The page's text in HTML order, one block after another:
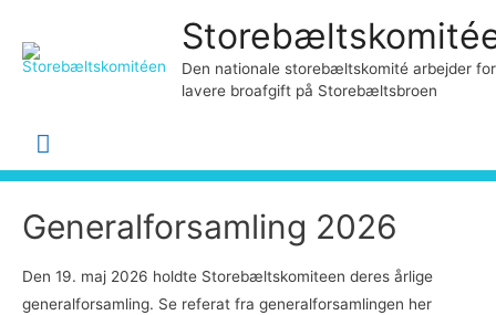
Den nationale storebæltskomité arbejder for
lavere broafgift på Storebæltsbroen
Hovedmenu
Generalforsamling 2026
Den 19. maj 2026 holdte Storebæltskomiteen deres årlige
generalforsamling. Se referat fra generalforsamlingen her